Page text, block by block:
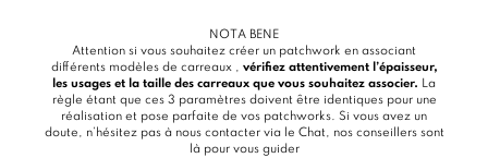
NOTA BENE
Attention si vous souhaitez créer un patchwork en associant
différents modèles de carreaux , vérifiez attentivement l’épaisseur,
les usages et la taille des carreaux que vous souhaitez associer. La
règle étant que ces 3 paramètres doivent être identiques pour une
réalisation et pose parfaite de vos patchworks. Si vous avez un
doute, n’hésitez pas à nous contacter via le Chat, nos conseillers sont
là pour vous guider